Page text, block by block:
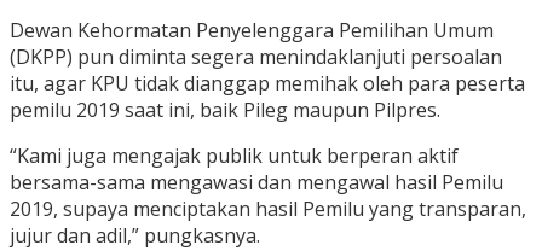
Dewan Kehormatan Penyelenggara Pemilihan Umum
(DKPP) pun diminta segera menindaklanjuti persoalan
itu, agar KPU tidak dianggap memihak oleh para peserta
pemilu 2019 saat ini, baik Pileg maupun Pilpres.
“Kami juga mengajak publik untuk berperan aktif
bersama-sama mengawasi dan mengawal hasil Pemilu
2019, supaya menciptakan hasil Pemilu yang transparan,
jujur dan adil,” pungkasnya.